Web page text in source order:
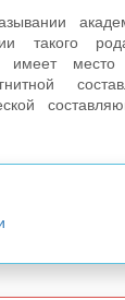
такого
имеет